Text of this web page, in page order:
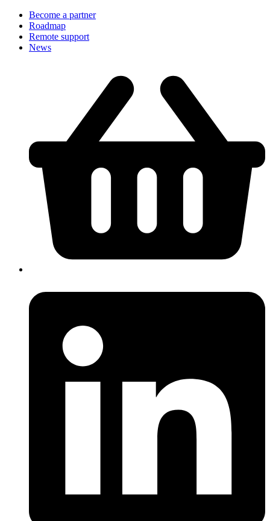
Become a partner
Roadmap
Remote support
News